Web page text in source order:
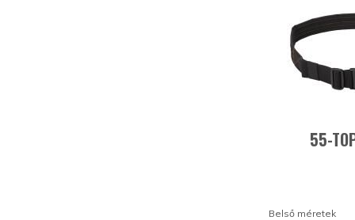
55-
Belső méretek